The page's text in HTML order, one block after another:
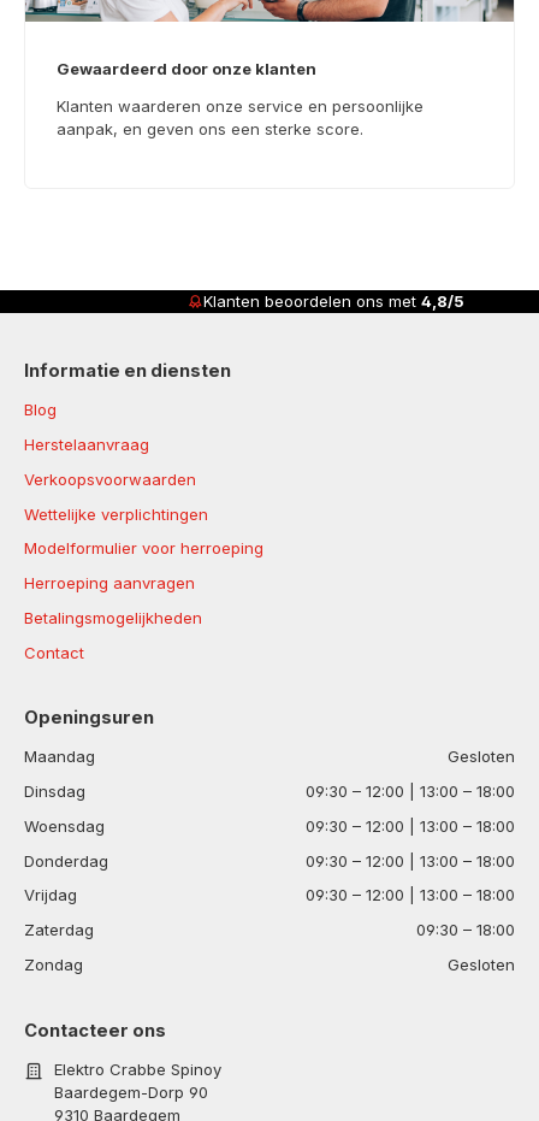
Gewaardeerd door onze klanten
Klanten waarderen onze service en persoonlijke
aanpak, en geven ons een sterke score.
Klanten beoordelen ons met4,8/5
Informatie en diensten
Blog
Herstelaanvraag
Verkoopsvoorwaarden
Wettelijke verplichtingen
Modelformulier voor herroeping
Herroeping aanvragen
Betalingsmogelijkheden
Contact
Openingsuren
Maandag
Gesloten
Dinsdag
09:30 – 12:00 | 13:00 – 18:00
Woensdag
09:30 – 12:00 | 13:00 – 18:00
Donderdag
09:30 – 12:00 | 13:00 – 18:00
Vrijdag
09:30 – 12:00 | 13:00 – 18:00
Zaterdag
09:30 – 18:00
Zondag
Gesloten
Contacteer ons
Elektro Crabbe Spinoy
Baardegem-Dorp 90
9310 Baardegem